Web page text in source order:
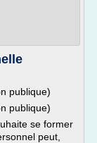
publique)
publique)
se former
peut,